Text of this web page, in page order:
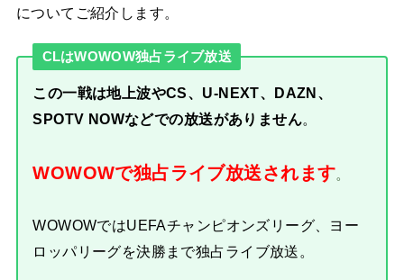
についてご紹介します。
CLはWOWOW独占ライブ放送
この一戦は地上波やCS、U-NEXT、DAZN、
SPOTV NOWなどでの放送がありません。
WOWOWで独占ライブ放送されます
WOWOWではUEFAチャンピオンズリーグ、ヨー
ロッパリーグを決勝まで独占ライブ放送。